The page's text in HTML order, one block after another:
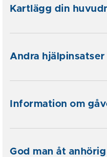
Kartlägg din
Andra hjälpinsatser
Information om
God man åt anhörig